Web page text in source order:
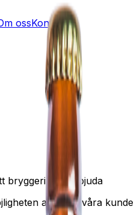
ossKontakt
bryggeri kan erbjuda
att se till våra